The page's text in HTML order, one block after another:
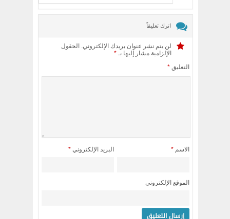
اترك تعليقاً
لن يتم نشر عنوان بريدك الإلكتروني. الحقول
الإلزامية مشار إليها بـ *
التعليق *
الاسم * البريد الإلكتروني *
الموقع الإلكتروني